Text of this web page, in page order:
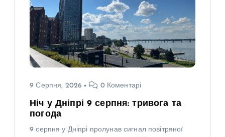
9 Серпня, 2026 0 Коментарі
Ніч у Дніпрі 9 серпня: тривога та
погода
9 серпня у Дніпрі пролунав сигнал повітряної